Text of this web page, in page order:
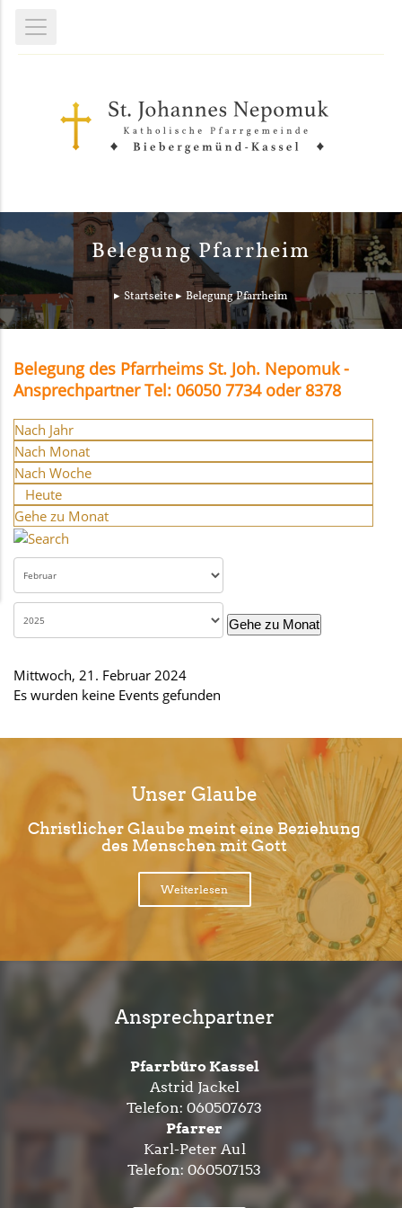
Belegung Pfarrheim
Startseite Belegung Pfarrheim
Belegung des Pfarrheims St. Joh. Nepomuk -
Ansprechpartner Tel: 06050 7734 oder 8378
Nach Jahr
Nach Monat
Nach Woche
Heute
Gehe zu Monat
Gehe zu Monat
Mittwoch, 21. Februar 2024
Es wurden keine Events gefunden
Unser Glaube
Christlicher Glaube meint eine Beziehung
des Menschen mit Gott
Weiterlesen
Ansprechpartner
Pfarrbüro Kassel
Astrid Jackel
Telefon: 060507673
Pfarrer
Karl-Peter Aul
Telefon: 060507153